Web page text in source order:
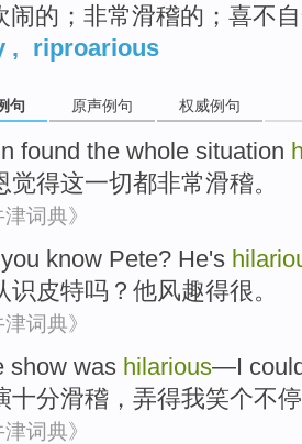
闹的；非常滑稽的；喜不
, riproarious
句 原声例句 权威例句
found the whole situation
觉得这一切都非常滑稽。
津词典》
know Pete? He's
识皮特吗？ 他风趣得很。
津词典》
show was hilarious—I
十分滑稽，弄得我笑个不停
津词典》